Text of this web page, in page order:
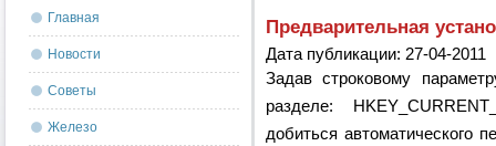
Предварительная
Дата публикации: 27-04-2011
Задав строковому
разделе:
добиться автоматического
Главная
Новости
Советы
Железо